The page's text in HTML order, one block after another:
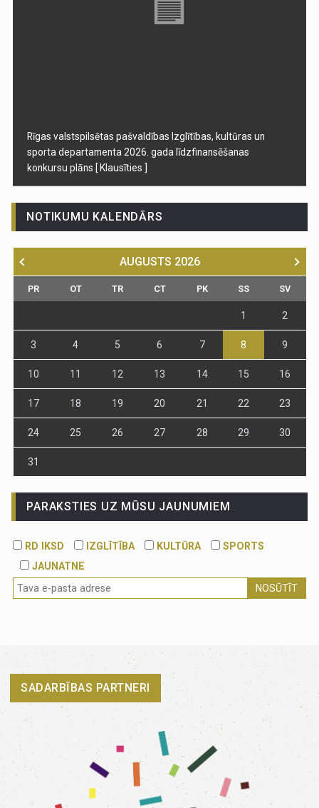
Rīgas valstspilsētas pašvaldības Izglītības, kultūras un
sporta departamenta 2026. gada līdzfinansēšanas
konkursu plāns [ Klausīties ]
NOTIKUMU KALENDĀRS
AUGUSTS 2026
PR OT TR CT PK SS SV
1 2
3 4 5 6 7 8 9
10 11 12 13 14 15 16
17 18 19 20 21 22 23
24 25 26 27 28 29 30
31
PARAKSTIES UZ MŪSU JAUNUMIEM
RD IKSD IZGLĪTĪBA KULTŪRA
SPORTS
JAUNATNE
NOSŪTĪT
SADARBĪBAS PARTNERI